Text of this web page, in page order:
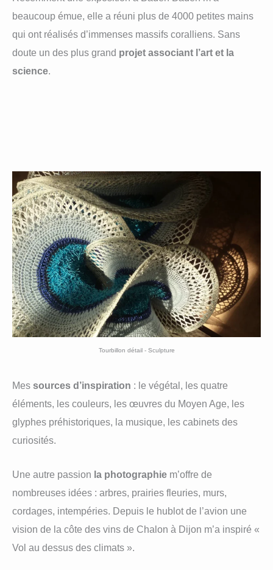
beaucoup émue, elle a réuni plus de 4000 petites mains
qui ont réalisés d’immenses massifs coralliens. Sans
doute un des plus grand projet associant l’art et la
science
Tourbillon détail - Sculpture
Mes sources d’inspiration : le végétal, les quatre
éléments, les couleurs, les œuvres du Moyen Age, les
glyphes préhistoriques, la musique, les cabinets des
curiosités.
Une autre passion la photographie m’offre de
nombreuses idées : arbres, prairies fleuries, murs,
cordages, intempéries. Depuis le hublot de l’avion une
vision de la côte des vins de Chalon à Dijon m’a inspiré «
Vol au dessus des climats ».